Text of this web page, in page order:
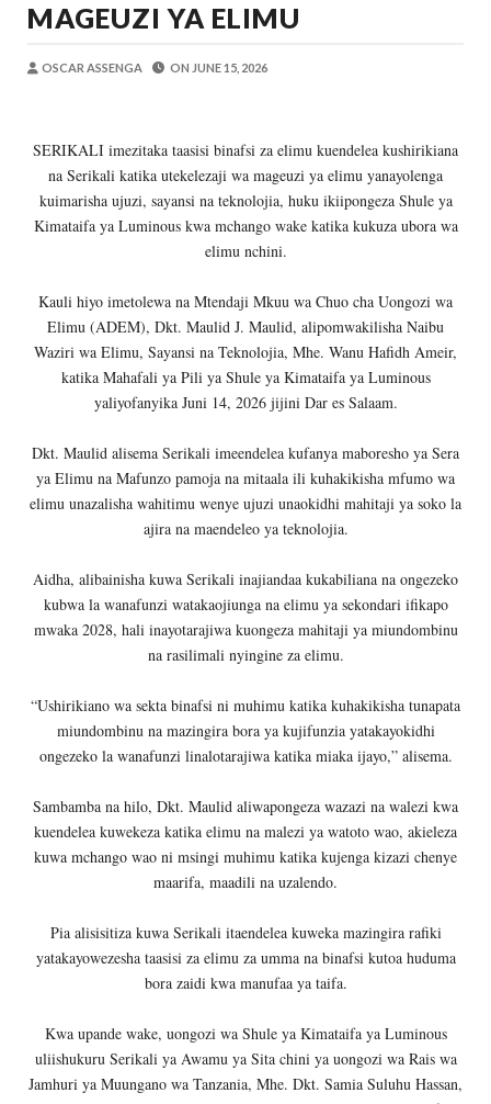
Alex Sonna Aug 08 2026
MSUMBA-Aug 08 2026
Niliteswa Na Ndoto Za Kutisha Usiku,
Zawadi-Aug 08 2026
Nilinusurika Jela Kwa Dhuluma, Mpaka
Zawadi-Aug 08 2026
TANZANIA YAANGAZA TEKNOLOJIA
MAGEUZI YA ELIMU
OSCAR ASSENGA ON JUNE 15, 2026
SERIKALI imezitaka taasisi binafsi za elimu kuendelea kushirikiana
na Serikali katika utekelezaji wa mageuzi ya elimu yanayolenga
kuimarisha ujuzi, sayansi na teknolojia, huku ikiipongeza Shule ya
Kimataifa ya Luminous kwa mchango wake katika kukuza ubora wa
elimu nchini.
Kauli hiyo imetolewa na Mtendaji Mkuu wa Chuo cha Uongozi wa
Elimu (ADEM), Dkt. Maulid J. Maulid, alipomwakilisha Naibu
Waziri wa Elimu, Sayansi na Teknolojia, Mhe. Wanu Hafidh Ameir,
katika Mahafali ya Pili ya Shule ya Kimataifa ya Luminous
yaliyofanyika Juni 14, 2026 jijini Dar es Salaam.
Dkt. Maulid alisema Serikali imeendelea kufanya maboresho ya Sera
ya Elimu na Mafunzo pamoja na mitaala ili kuhakikisha mfumo wa
elimu unazalisha wahitimu wenye ujuzi unaokidhi mahitaji ya soko la
ajira na maendeleo ya teknolojia.
Aidha, alibainisha kuwa Serikali inajiandaa kukabiliana na ongezeko
kubwa la wanafunzi watakaojiunga na elimu ya sekondari ifikapo
mwaka 2028, hali inayotarajiwa kuongeza mahitaji ya miundombinu
na rasilimali nyingine za elimu.
“Ushirikiano wa sekta binafsi ni muhimu katika kuhakikisha tunapata
miundombinu na mazingira bora ya kujifunzia yatakayokidhi
ongezeko la wanafunzi linalotarajiwa katika miaka ijayo,” alisema.
Sambamba na hilo, Dkt. Maulid aliwapongeza wazazi na walezi kwa
kuendelea kuwekeza katika elimu na malezi ya watoto wao, akieleza
kuwa mchango wao ni msingi muhimu katika kujenga kizazi chenye
maarifa, maadili na uzalendo.
Pia alisisitiza kuwa Serikali itaendelea kuweka mazingira rafiki
yatakayowezesha taasisi za elimu za umma na binafsi kutoa huduma
bora zaidi kwa manufaa ya taifa.
Kwa upande wake, uongozi wa Shule ya Kimataifa ya Luminous
uliishukuru Serikali ya Awamu ya Sita chini ya uongozi wa Rais wa
Jamhuri ya Muungano wa Tanzania, Mhe. Dkt. Samia Suluhu Hassan,